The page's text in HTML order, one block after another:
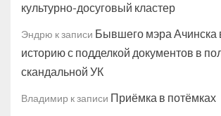
культурно-досуговый кластер
Эндрю к записи Бывшего мэра Ачинска
историю с подделкой документов в
скандальной УК
Владимир к записи Приёмка в потёмках